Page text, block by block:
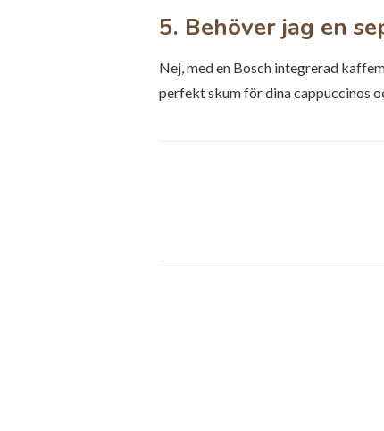
5. Behöver jag en
Nej, med en Bosch integrerad
perfekt skum för dina cappuccinos